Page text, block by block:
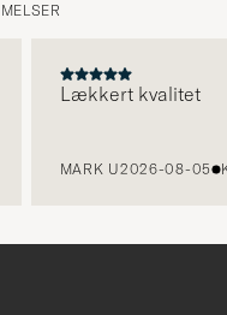
FORRIGE NÆSTE
Lækkert kvalitet
MARK U2026-08-05